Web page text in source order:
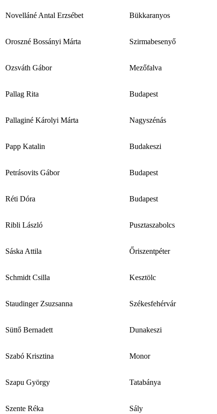
Novelláné Antal Erzsébet Bükkaranyos
Oroszné Bossányi Márta Szirmabesenyő
Ozsváth Gábor Mezőfalva
Pallag Rita Budapest
Pallaginé Károlyi Márta Nagyszénás
Papp Katalin Budakeszi
Petrásovits Gábor Budapest
Réti Dóra Budapest
Ribli László Pusztaszabolcs
Sáska Attila Őriszentpéter
Schmidt Csilla Kesztölc
Staudinger Zsuzsanna Székesfehérvár
Süttő Bernadett Dunakeszi
Szabó Krisztina Monor
Szapu György Tatabánya
Szente Réka Sály